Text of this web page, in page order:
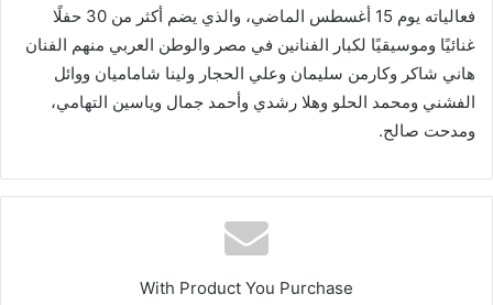
فعالياته يوم 15 أغسطس الماضي، والذي يضم أكثر من 30 حفلًا
غنائيًا وموسيقيًا لكبار الفنانين في مصر والوطن العربي منهم الفنان
هاني شاكر وكارمن سليمان وعلي الحجار ولينا شاماميان ووائل
الفشني ومحمد الحلو وهلا رشدي وأحمد جمال وياسين التهامي،
ومدحت صالح.
With Product You Purchase